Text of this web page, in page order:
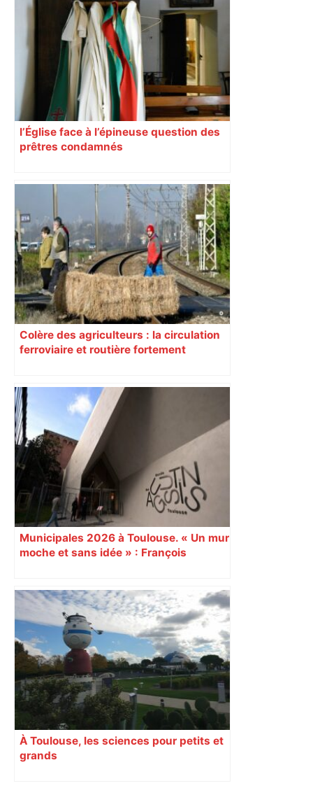
l’Église face à l’épineuse question des
prêtres condamnés
Colère des agriculteurs : la circulation
ferroviaire et routière fortement
Municipales 2026 à Toulouse. « Un mur
moche et sans idée » : François
Augustins
À Toulouse, les sciences pour petits et
grands